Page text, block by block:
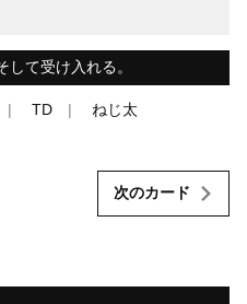
て受け入れる。
TD ねじ太
次のカード